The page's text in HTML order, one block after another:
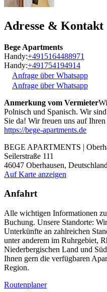
Adresse & Kontakt
Bege Apartments
Handy:+4915164488971
Handy:+491754194914
Anfrage über Whatsapp
Anfrage über Whatsapp
Anmerkung vom Vermieter
Polnisch und Spanisch. Wir
Sie da! Wir freuen uns auf
https://bege-apartments.de
BEGE APARTMENTS |
Seilerstraße 111
46047 Oberhausen, Deutschland
Auf Karte anzeigen
Anfahrt
Alle wichtigen Informationen
Buchung. Unsere Standorte:
Unterkünfte an zahlreichen
unter anderem im Ruhrgebiet,
Niederbergischen Land und
Ihnen gern die verfügbaren
Region.
Routenplaner